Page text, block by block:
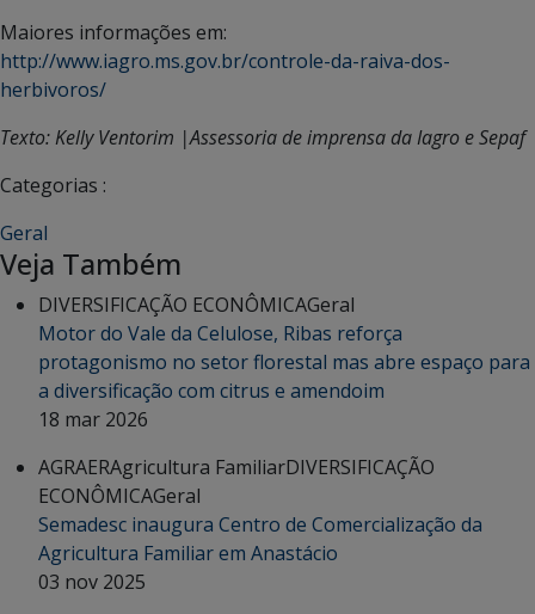
Maiores informações em:
http://www.iagro.ms.gov.br/controle-da-raiva-dos-
herbivoros/
Texto: Kelly Ventorim |Assessoria de imprensa da Iagro e Sepaf
Categorias :
Geral
Veja Também
DIVERSIFICAÇÃO ECONÔMICAGeral
Motor do Vale da Celulose, Ribas reforça
protagonismo no setor florestal mas abre espaço para
a diversificação com citrus e amendoim
18 mar 2026
AGRAERAgricultura FamiliarDIVERSIFICAÇÃO
ECONÔMICAGeral
Semadesc inaugura Centro de Comercialização da
Agricultura Familiar em Anastácio
03 nov 2025